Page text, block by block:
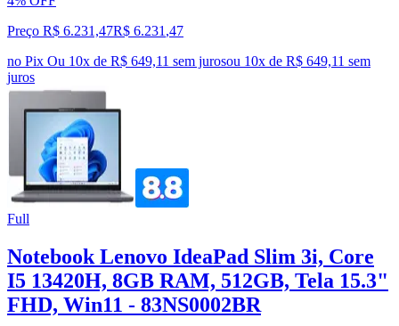
Preço R$ 6.231,47R$ 6.231,47
no Pix Ou 10x de R$ 649,11 sem jurosou 10x de R$ 649,11 sem
juros
Full
Notebook Lenovo IdeaPad Slim 3i, Core
I5 13420H, 8GB RAM, 512GB, Tela 15.3"
FHD, Win11 - 83NS0002BR